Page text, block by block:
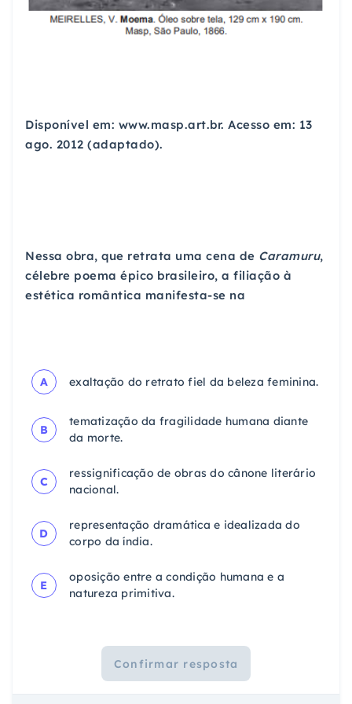
Disponível em: www.masp.art.br. Acesso em: 13
ago. 2012 (adaptado).
Nessa obra, que retrata uma cena de Caramuru,
célebre poema épico brasileiro, a filiação à
estética romântica manifesta-se na
A exaltação do retrato fiel da beleza feminina.
B
tematização da fragilidade humana diante
da morte.
C
ressignificação de obras do cânone literário
nacional.
D
representação dramática e idealizada do
corpo da índia.
E
oposição entre a condição humana e a
natureza primitiva.
Confirmar resposta